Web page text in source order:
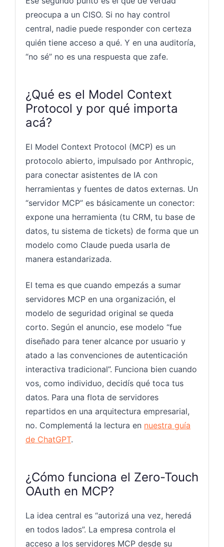
preocupa a un CISO. Si no hay control
central, nadie puede responder con certeza
quién tiene acceso a qué. Y en una auditoría,
“no sé” no es una respuesta que zafe.
¿Qué es el Model Context
Protocol y por qué importa
acá?
El Model Context Protocol (MCP) es un
protocolo abierto, impulsado por Anthropic,
para conectar asistentes de IA con
herramientas y fuentes de datos externas. Un
“servidor MCP” es básicamente un conector:
expone una herramienta (tu CRM, tu base de
datos, tu sistema de tickets) de forma que un
modelo como Claude pueda usarla de
manera estandarizada.
El tema es que cuando empezás a sumar
servidores MCP en una organización, el
modelo de seguridad original se queda
corto. Según el anuncio, ese modelo “fue
diseñado para tener alcance por usuario y
atado a las convenciones de autenticación
interactiva tradicional”. Funciona bien cuando
vos, como individuo, decidís qué toca tus
datos. Para una flota de servidores
repartidos en una arquitectura empresarial,
no. Complementá la lectura en nuestra guía
de ChatGPT.
¿Cómo funciona el Zero-Touch
OAuth en MCP?
La idea central es “autorizá una vez, heredá
en todos lados”. La empresa controla el
acceso a los servidores MCP desde su